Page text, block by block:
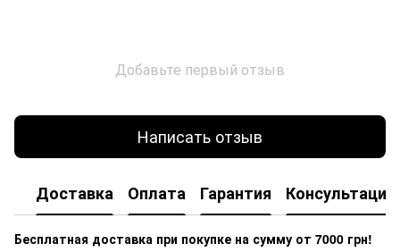
Добавьте первый отзыв
Написать отзыв
Доставка Оплата Гарантия Консультация
Бесплатная доставка при покупке на сумму от 7000 грн!